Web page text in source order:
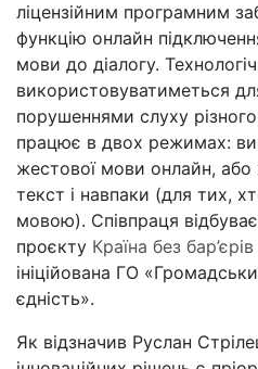
ліцензійним програмним
функцію онлайн
мови до діалогу.
використовуватиметься
порушеннями слуху
працює в двох режимах:
жестової мови онлайн,
текст і навпаки (для тих,
мовою). Співпраця
проєкту Країна без
ініційована ГО
єдність».
Як відзначив Руслан